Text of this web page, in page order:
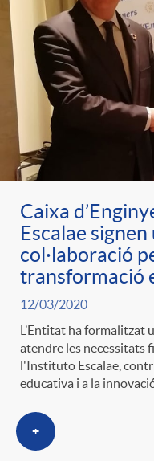
d
e
p
r
e
n
s
a
e
g
o
r
i
e
s
A
n
c
l
a
F
i
l
t
r
d
e
c
o
n
t
i
n
Caixa
Escalae
col·laboració
transformació
12/03/2020
L’Entitat ha formalitzat
atendre les necessitats
l'Instituto Escalae,
educativa i a la
+